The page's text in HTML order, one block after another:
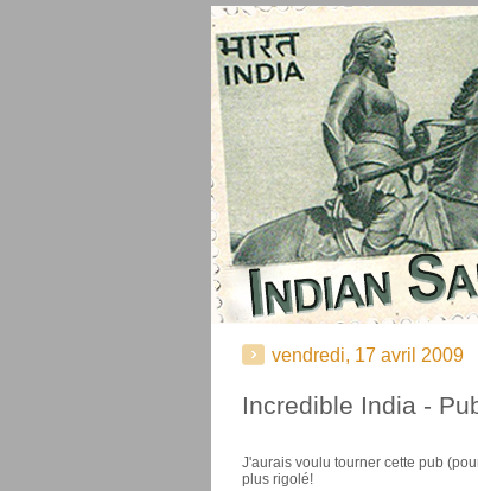
vendredi, 17 avril 2009
Incredible India -
J'aurais voulu tourner cette pub
plus rigolé!